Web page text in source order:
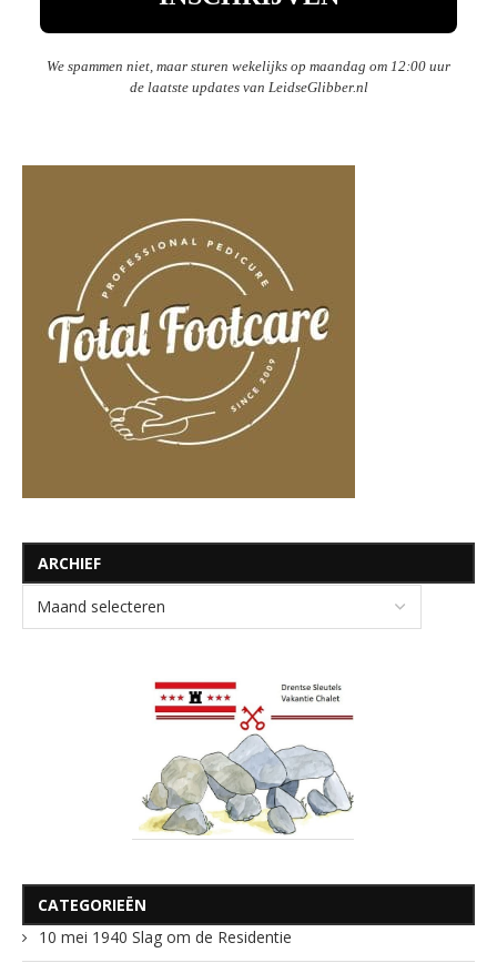
We spammen niet, maar sturen wekelijks op maandag om 12:00 uur
de laatste updates van LeidseGlibber.nl
ARCHIEF
CATEGORIEËN
10 mei 1940 Slag om de Residentie